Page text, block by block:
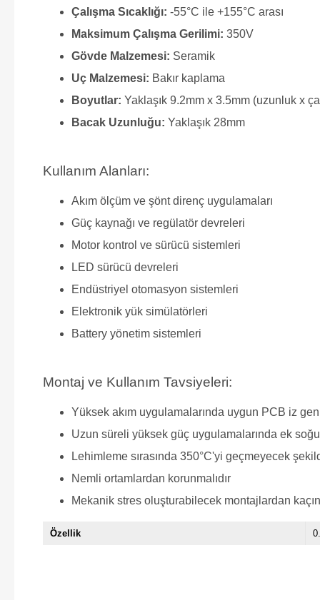
Çalışma Sıcaklığı: -55°C ile +155°C arası
Maksimum Çalışma Gerilimi: 350V
Gövde Malzemesi: Seramik
Uç Malzemesi: Bakır kaplama
Boyutlar: Yaklaşık 9.2mm x 3.5mm (uzunluk x
Bacak Uzunluğu: Yaklaşık 28mm
Kullanım Alanları:
Akım ölçüm ve şönt direnç uygulamaları
Güç kaynağı ve regülatör devreleri
Motor kontrol ve sürücü sistemleri
LED sürücü devreleri
Endüstriyel otomasyon sistemleri
Elektronik yük simülatörleri
Battery yönetim sistemleri
Montaj ve Kullanım Tavsiyeleri:
Yüksek akım uygulamalarında uygun PCB iz
Uzun süreli yüksek güç uygulamalarında ek
Lehimleme sırasında 350°C'yi geçmeyecek
Nemli ortamlardan korunmalıdır
Mekanik stres oluşturabilecek montajlardan
Özellik